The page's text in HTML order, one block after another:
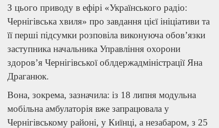
З цього приводу в ефірі «Українського радіо:
Чернігівська хвиля» про завдання цієї ініціативи та
її перші підсумки розповіла виконуюча обов’язки
заступника начальника Управління охорони
здоров’я Чернігівської облдержадміністрації Яна
Драганюк.
Вона, зокрема, зазначила: із 18 липня модульна
мобільна амбулаторія вже запрацювала у
Чернігівському районі, у Киїнці, а незабаром, з 25